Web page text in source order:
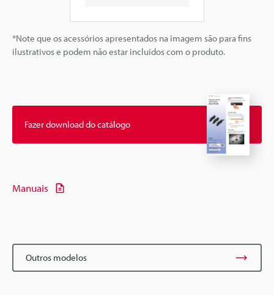
*Note que os acessórios apresentados na imagem são para fins
ilustrativos e podem não estar incluídos com o produto.
Fazer download do catálogo
Manuais
Outros modelos